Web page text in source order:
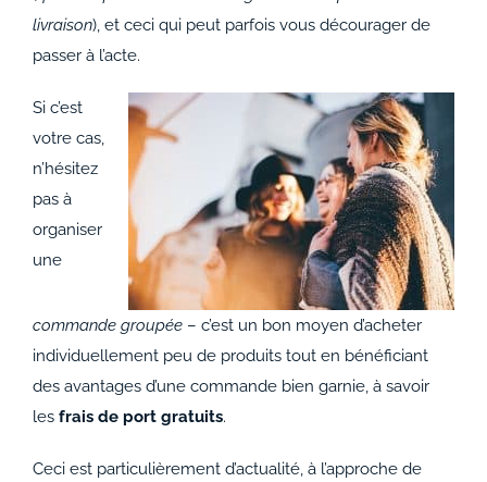
AUTRES
ACCOMPAGNEMENTS
AVANTAGES
0
livraison), et ceci qui peut parfois vous décourager de
passer à l’acte.
Si c’est
votre cas,
n’hésitez
pas à
organiser
une
commande groupée– c’est un bon moyen d’acheter
individuellement peu de produits tout en bénéficiant
des avantages d’une commande bien garnie, à savoir
les frais de port gratuits.
Ceci est particulièrement d’actualité, à l’approche de